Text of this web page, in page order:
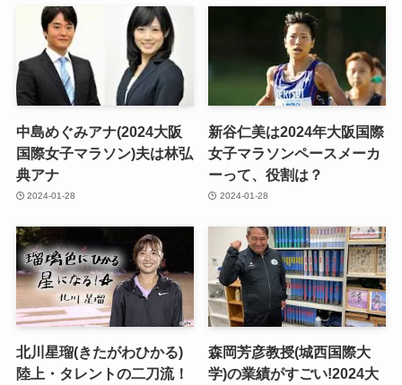
中島めぐみアナ(2024大阪
国際女子マラソン)夫は林弘
典アナ
2024-01-28
新谷仁美は2024年大阪国際
女子マラソンペースメーカ
ーって、役割は？
2024-01-28
北川星瑠(きたがわひかる)
陸上・タレントの二刀流！
森岡芳彦教授(城西国際大
学)の業績がすごい!2024大